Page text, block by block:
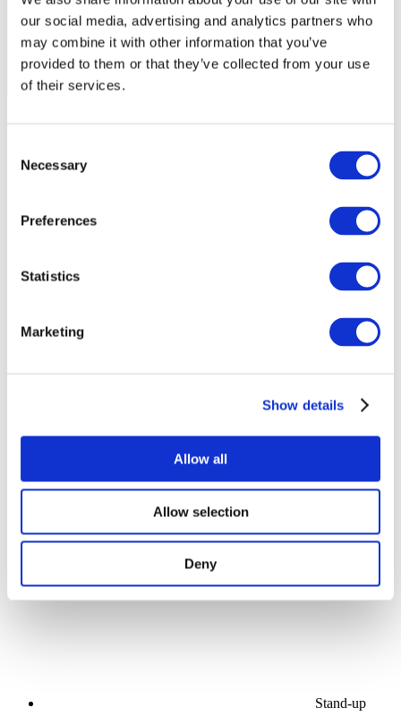
our social media, advertising and analytics partners who
may combine it with other information that you’ve
provided to them or that they’ve collected from your use
of their services.
Selection
Necessary
Preferences
Statistics
Marketing
Show details
Allow all
Allow selection
Deny
Popmuusika
Stand-up